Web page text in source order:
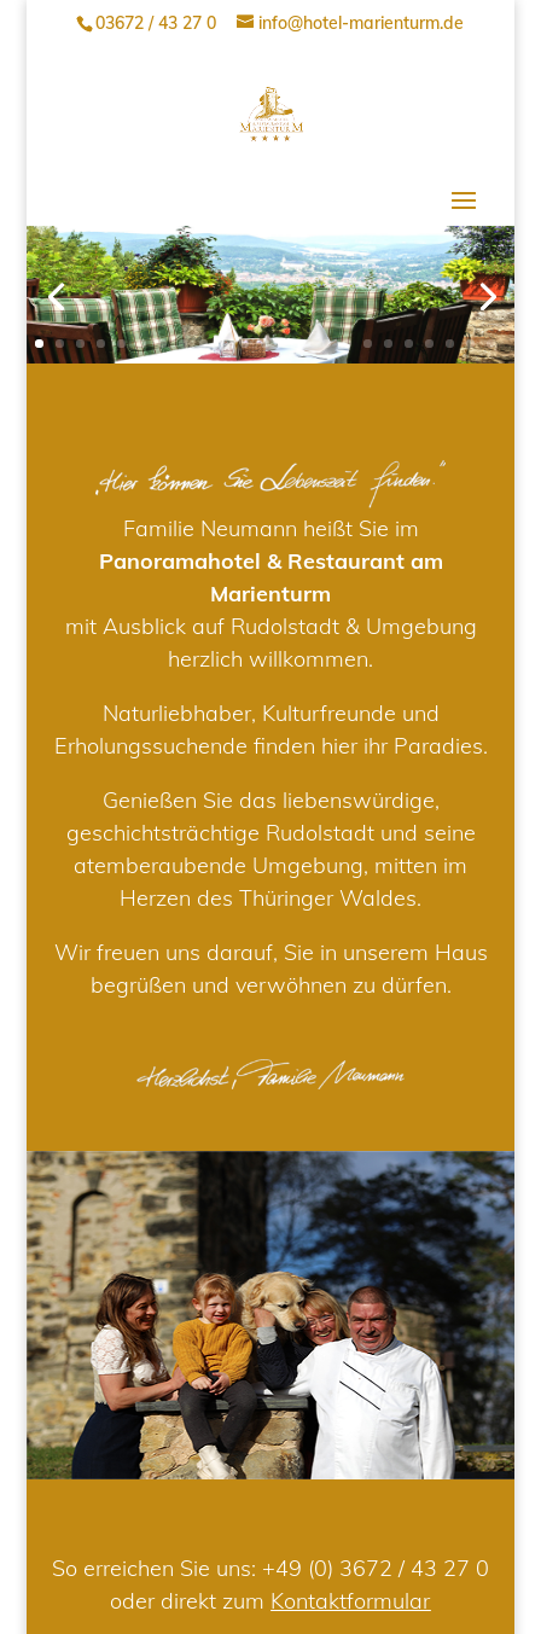
03672 / 43 27 0 info@hotel-marienturm.de
Familie Neumann heißt Sie im
Panoramahotel & Restaurant am
Marienturm
mit Ausblick auf Rudolstadt & Umgebung
herzlich willkommen.
Naturliebhaber, Kulturfreunde und
Erholungssuchende finden hier ihr Paradies.
Genießen Sie das liebenswürdige,
geschichtsträchtige Rudolstadt und seine
atemberaubende Umgebung, mitten im
Herzen des Thüringer Waldes.
Wir freuen uns darauf, Sie in unserem Haus
begrüßen und verwöhnen zu dürfen.
So erreichen Sie uns: +49 (0) 3672 / 43 27 0
oder direkt zum Kontaktformular